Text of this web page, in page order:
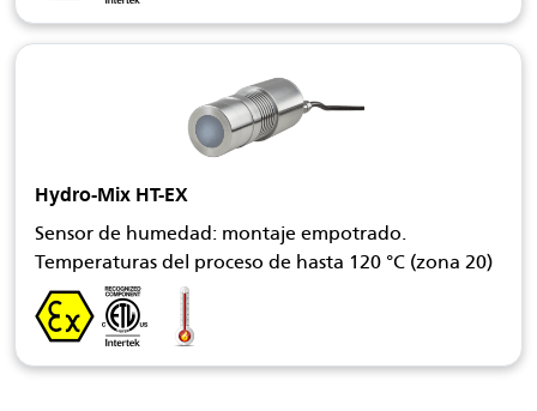
Hydro-Mix HT-EX
Sensor de humedad: montaje empotrado.
Temperaturas del proceso de hasta 120 °C (zona 20)